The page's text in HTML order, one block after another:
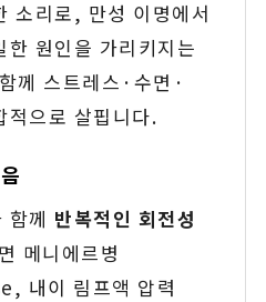
소리로, 만성 이명에서
원인을 가리키지는
께 스트레스·수면·
적으로 살핍니다.
함께 반복적인 회전성
메니에르병
내이 림프액 압력